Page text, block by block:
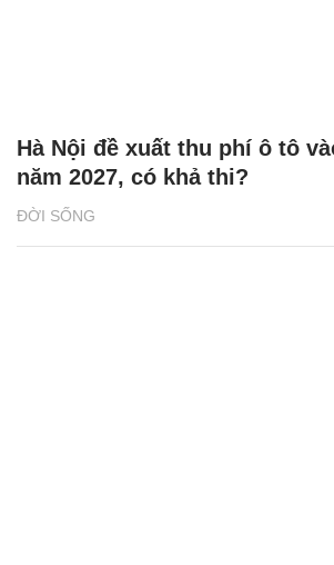
ĐỜI SỐNG
Hà Nội đề xuất thu phí ô tô
năm 2027, có khả thi?